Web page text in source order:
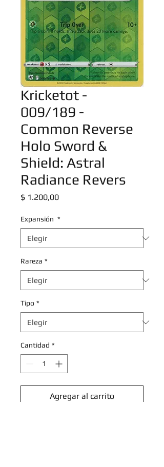
Kricketot -
009/189 -
Common Reverse
Holo Sword &
Shield: Astral
Radiance Revers
$ 1.200,00Precio
Expansión *
Rareza *
Tipo *
Cantidad *
Agregar al carrito